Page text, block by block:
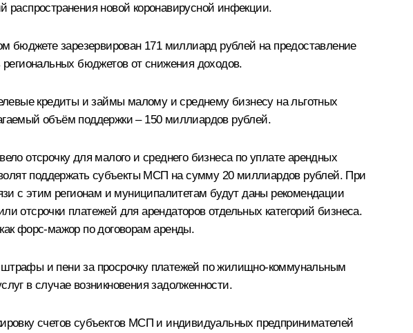
распространения новой коронавирусной инфекции.
зарезервирован 171 миллиард рублей на предоставление
бюджетов от снижения доходов.
кредиты и займы малому и среднему бизнесу на льготных
объём поддержки – 150 миллиардов рублей.
отсрочку для малого и среднего бизнеса по уплате арендных
поддержать субъекты МСП на сумму 20 миллиардов рублей. При
с этим регионам и муниципалитетам будут даны рекомендации
отсрочки платежей для арендаторов отдельных категорий бизнеса.
форс-мажор по договорам аренды.
и пени за просрочку платежей по жилищно-коммунальным
в случае возникновения задолженности.
счетов субъектов МСП и индивидуальных предпринимателей